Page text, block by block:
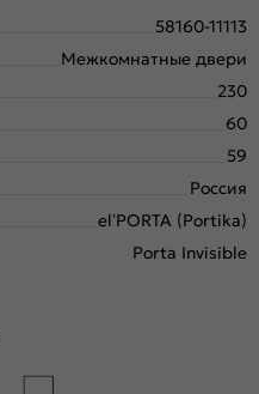
58160-11113
Межкомнатные двери
230
60
59
Россия
el’PORTA (Portika)
Porta Invisible